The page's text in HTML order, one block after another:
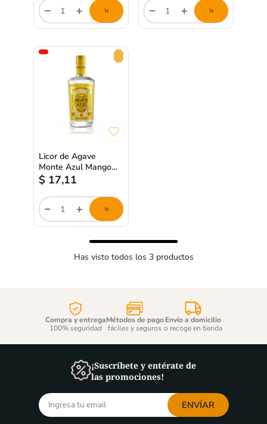
store/product-
list.quantityStepper.label
store/product-
list.quantityStepper.label
Licor de Agave
Monte Azul Mango
Rush - 750ml
$ 17,11
store/product-
list.quantityStepper.label
Has visto todos los 3productos
Compra y entrega
100% seguridad
Métodos de pago
fáciles y seguros
Envío a domicilio
o recoge en tienda
¡Suscríbete y entérate de
las promociones!
ENVÍAR